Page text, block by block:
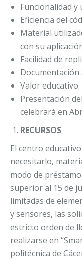
Funcionalidad y
Eficiencia del
Material
con su
Facilidad de
Valor educativo.
Presentación
celebrará en
RECURSOS
El centro
necesitarlo,
modo de
superior al 15 de
limitadas de
y sensores, las
estricto orden de
realizarse en
politécnica de